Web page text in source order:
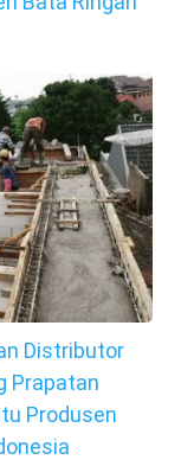
Distributor
Prapatan
Produsen